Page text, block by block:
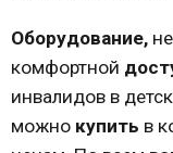
Оборудование,
комфортной
инвалидов в
можно купить в